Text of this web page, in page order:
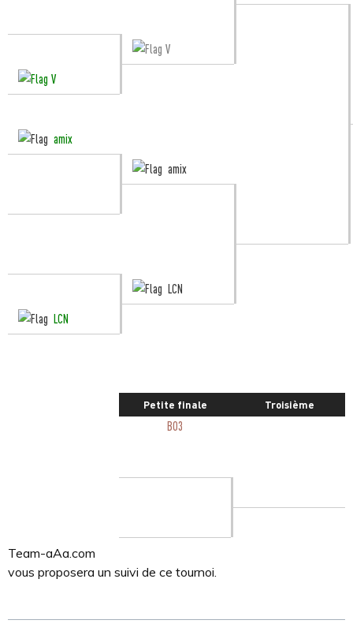
V
V
amix
amix
LCN
LCN
Petite finale Troisième
BO3
Team-aAa.com
vous proposera un suivi de ce tournoi.